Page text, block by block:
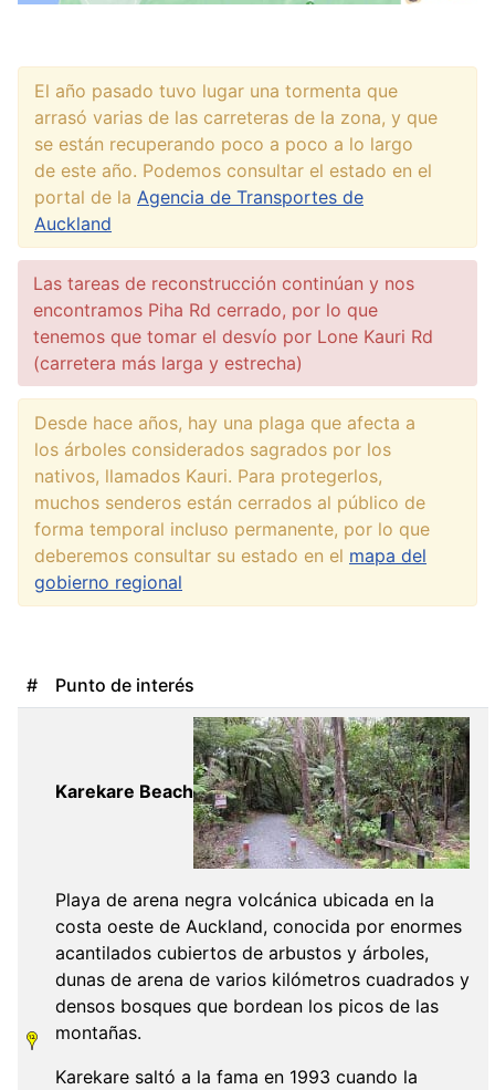
El año pasado tuvo lugar una tormenta que
arrasó varias de las carreteras de la zona, y que
se están recuperando poco a poco a lo largo
de este año. Podemos consultar el estado en el
portal de la Agencia de Transportes de
Auckland
Las tareas de reconstrucción continúan y nos
encontramos Piha Rd cerrado, por lo que
tenemos que tomar el desvío por Lone Kauri Rd
(carretera más larga y estrecha)
Desde hace años, hay una plaga que afecta a
los árboles considerados sagrados por los
nativos, llamados Kauri. Para protegerlos,
muchos senderos están cerrados al público de
forma temporal incluso permanente, por lo que
deberemos consultar su estado en el mapa del
gobierno regional
# Punto de interés
Karekare Beach
Playa de arena negra volcánica ubicada en la
costa oeste de Auckland, conocida por enormes
acantilados cubiertos de arbustos y árboles,
dunas de arena de varios kilómetros cuadrados y
densos bosques que bordean los picos de las
montañas.
Karekare saltó a la fama en 1993 cuando la